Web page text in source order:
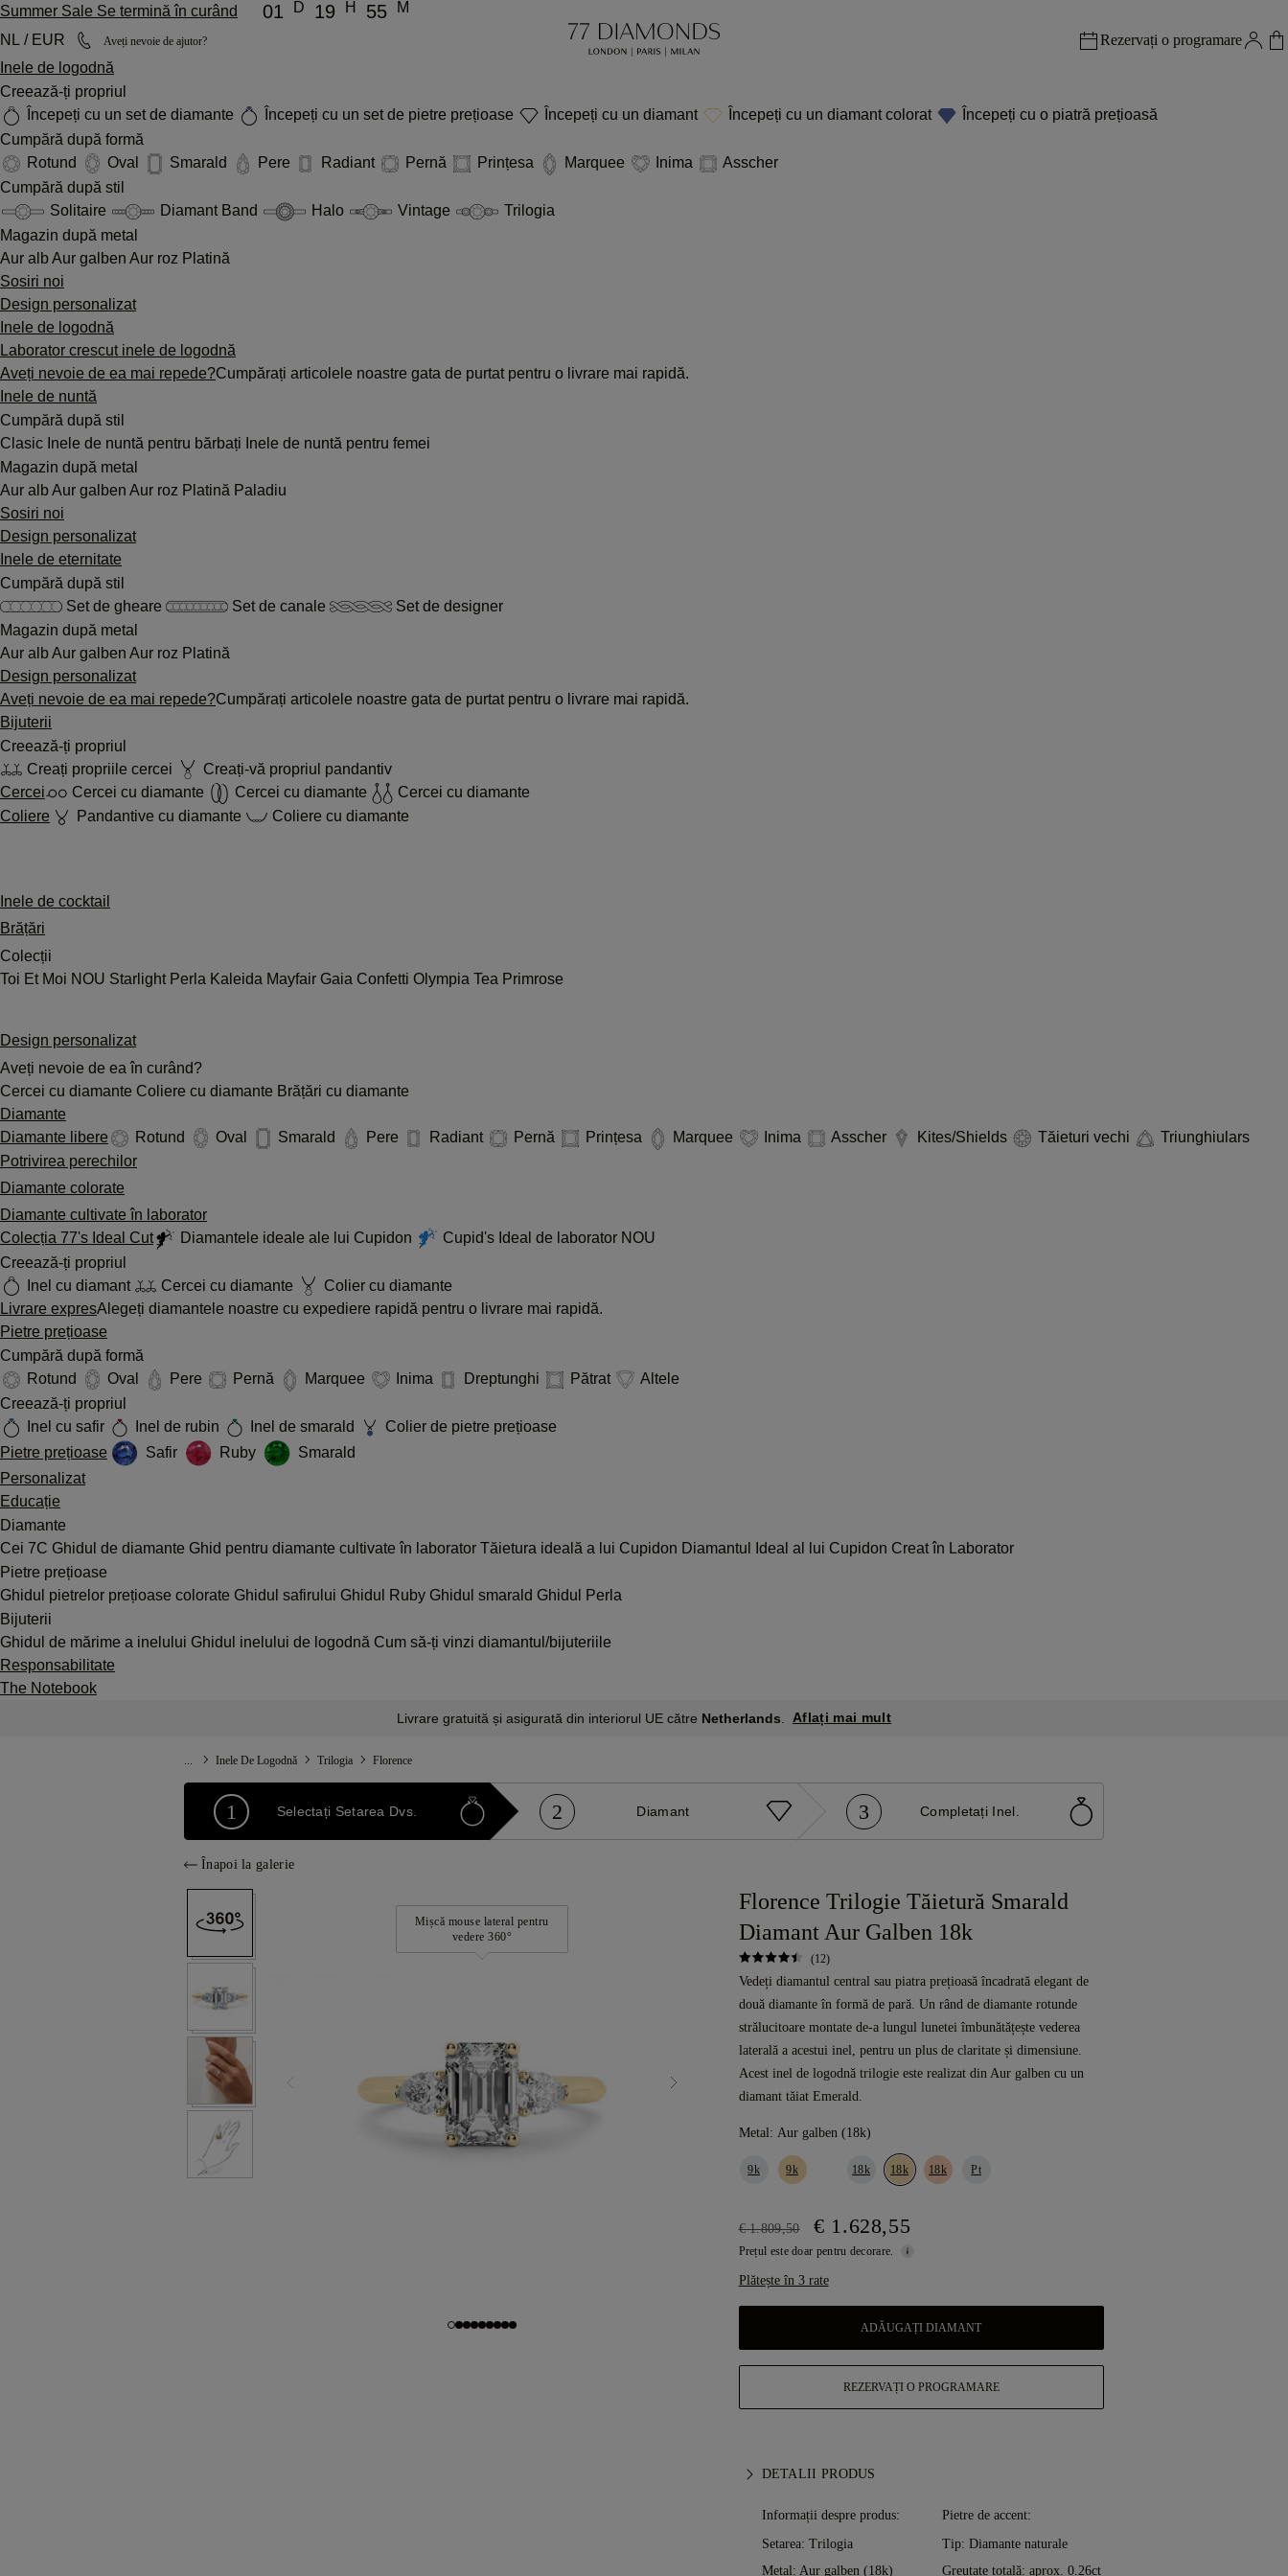
Summer Sale Se termină în curând 01 D 19 H 55
M
NL / EUR
Aveți nevoie de ajutor?
Rezervați o programare
Inele de logodnă
Creează-ți propriul
Începeți cu un set de diamante
Începeți cu un set de pietre prețioase Începeți cu un diamant Începeți cu un diamant colorat
Începeți cu o piatră prețioasă
Cumpără după formă
Rotund
Oval Smarald Pere Radiant Pernă Prințesa Marquee Inima
Asscher
Cumpără după stil
Solitaire
Diamant Band Halo Vintage
Trilogia
Magazin după metal
Aur albAur galben Aur roz Platină
Sosiri noi
Design personalizat
Inele de logodnă
Laborator crescut inele de logodnă
Aveți nevoie de ea mai repede?Cumpărați articolele noastre gata de purtat pentru o livrare mai rapidă.
Inele de nuntă
Cumpără după stil
Clasic Inele de nuntă pentru bărbați Inele de nuntă pentru femei
Magazin după metal
Aur albAur galben Aur roz Platină Paladiu
Sosiri noi
Design personalizat
Inele de eternitate
Cumpără după stil
Set de gheare
Set de canale
Set de designer
Magazin după metal
Aur albAur galben Aur roz Platină
Design personalizat
Aveți nevoie de ea mai repede?Cumpărați articolele noastre gata de purtat pentru o livrare mai rapidă.
Bijuterii
Creează-ți propriul
Creați propriile cercei
Creați-vă propriul pandantiv
Cercei
Cercei cu diamante Cercei cu diamante
Cercei cu diamante
Coliere
Pandantive cu diamante Coliere cu diamante
Inele de cocktail
Brățări
Colecții
Toi Et Moi NOU Starlight Perla Kaleida Mayfair Gaia Confetti Olympia Tea Primrose
Design personalizat
Aveți nevoie de ea în curând?
Cercei cu diamante Coliere cu diamante Brățări cu diamante
Diamante
Diamante libere
Rotund Oval Smarald Pere Radiant Pernă Prințesa Marquee Inima Asscher Kites/Shields Tăieturi vechi
Triunghiulars
Potrivirea perechilor
Diamante colorate
Diamante cultivate în laborator
Colecția 77's Ideal Cut
Diamantele ideale ale lui Cupidon Cupid's Ideal de laborator NOU
Creează-ți propriul
Inel cu diamant
Cercei cu diamante
Colier cu diamante
Livrare expresAlegeți diamantele noastre cu expediere rapidă pentru o livrare mai rapidă.
Pietre prețioase
Cumpără după formă
Rotund
Oval Pere Pernă Marquee Inima Dreptunghi Pătrat
Altele
Creează-ți propriul
Inel cu safir
Inel de rubin Inel de smarald
Colier de pietre prețioase
Pietre prețioase
Safir Ruby
Smarald
Personalizat
Educație
Diamante
Cei 7C Ghidul de diamante Ghid pentru diamante cultivate în laborator Tăietura ideală a lui Cupidon Diamantul Ideal al lui Cupidon Creat în Laborator
Pietre prețioase
Ghidul pietrelor prețioase colorate Ghidul safirului Ghidul Ruby Ghidul smarald Ghidul Perla
Bijuterii
Ghidul de mărime a inelului Ghidul inelului de logodnă Cum să-ți vinzi diamantul/bijuteriile
Responsabilitate
The Notebook
Livrare gratuită și asigurată din interiorul UE către Netherlands Aflați mai mult
Inele De Logodnă Trilogia Florence
1 Selectați Setarea Dvs. 2 Diamant 3 Completați Inel.
Înapoi la galerie
Mișcă mouse lateral pentru
vedere 360°
Florence Trilogie Tăietură Smarald
Diamant Aur Galben 18k
(12)
Vedeți diamantul central sau piatra prețioasă încadrată elegant de
două diamante în formă de pară. Un rând de diamante rotunde
strălucitoare montate de-a lungul lunetei îmbunătățește vederea
laterală a acestui inel, pentru un plus de claritate și dimensiune.
Acest inel de logodnă trilogie este realizat din Aur galben cu un
diamant tăiat Emerald.
Metal: Aur galben (18k)
9k 9k 18k 18k 18k Pt
€ 1.809,50 € 1.628,55
Prețul este doar pentru decorare.
Plătește în 3 rate
ADĂUGAȚI DIAMANT
REZERVAȚI O PROGRAMARE
DETALII PRODUS
Informații despre produs:
Setarea: Trilogia
Metal: Aur galben (18k)
Pietre de accent:
Tip: Diamante naturale
Greutate totală: aprox. 0.26ct